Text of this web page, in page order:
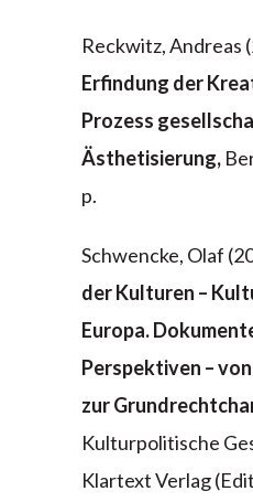
Reckwitz, Andreas
Erfindung der
Prozess
Ästhetisierung,
p.
Schwencke, Olaf
der Kulturen –
Europa.
Perspektiven –
zur
Kulturpolitische
Klartext Verlag